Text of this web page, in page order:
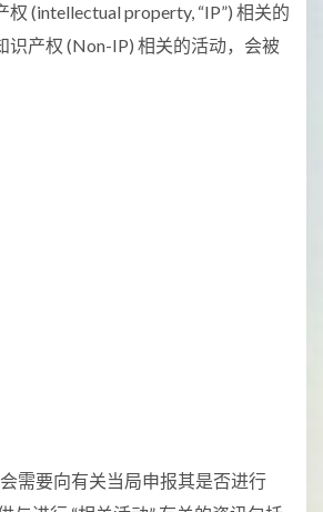
(intellectual property, “IP”) 相关的
识产权 (Non-IP) 相关的活动，会被
需要向有关当局申报其是否进行